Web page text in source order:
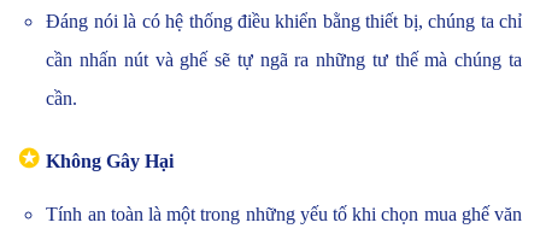
Đáng nói là có hệ thống điều khiển bằng thiết bị, chúng ta chỉ
cần nhấn nút và ghế sẽ tự ngã ra những tư thế mà chúng ta
cần.
✪ Không Gây Hại
Tính an toàn là một trong những yếu tố khi chọn mua ghế văn